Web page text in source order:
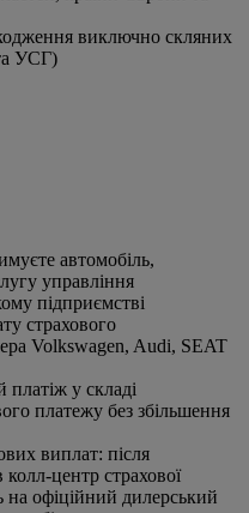
виключно скляних
УСГ)
автомобіль,
управління
підприємстві
страхового
Volkswagen, Audi, SEAT
у складі
платежу без збільшення
виплат: після
центр страхової
на офіційний дилерський